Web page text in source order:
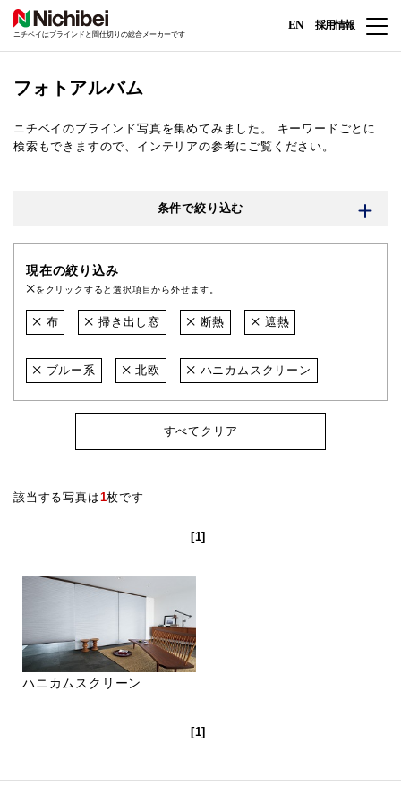
ニチベイはブラインドと間仕切りの総合メーカーです
EN 採用情報
フォトアルバム
ニチベイのブラインド写真を集めてみました。
キーワードごとに
検索もできますので、インテリアの参考にご覧ください。
条件で絞り込む
現在の絞り込み
をクリックすると選択項目から外せます。
布 掃き出し窓 断熱 遮熱
ブルー系 北欧 ハニカムスクリーン
すべてクリア
該当する写真は1枚です
[1]
ハニカムスクリーン
[1]